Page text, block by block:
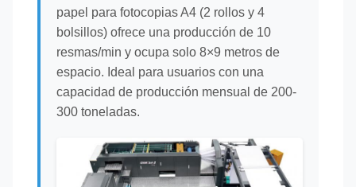
papel para fotocopias A4 (2 rollos y 4
bolsillos) ofrece una producción de 10
resmas/min y ocupa solo 8×9 metros de
espacio. Ideal para usuarios con una
capacidad de producción mensual de 200-
300 toneladas.